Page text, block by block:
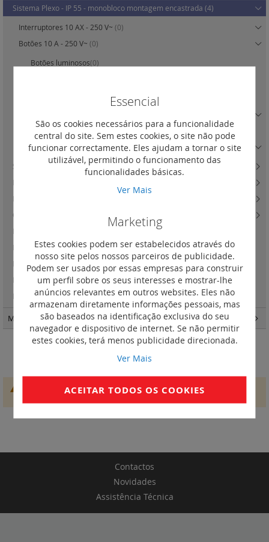
Botões luminosos
Não conseguimos encontrar produtos que correspondam à
Sistema Plexo - IP 55 - monobloco montagem encastrada (4)
Interruptores 10 AX - 250 V~ (0)
Botões 10 A - 250 V~ (0)
Botões luminosos(0)
Tomadas 2P+T tipo Schuko 16 A - 250 V~(0)
Caixa de instalação saliente
Saídas de cabos(0)
Sistema Plexo - IP 55 - componível(4)
Plexo 66 - IP 66 IK 08 - monobloco
Plexo 66 - IP 66 IK 08 - componível
Caixas derivação estanques PlexoTM
Plexo New - Monobloco, Saliente
Plexo New - Monobloco, de encastrar(22)
Plexo New - Versão Componível
(172)
Plexo with Netatmo - Casa Conectada IP55(17)
Plexo New - Tomadas Green'up Access(2)
Material de instalação(185)
Contactos
Novidades
Assistência Técnica
Essencial
São os cookies necessários para a funcionalidade
central do site. Sem estes cookies, o site não pode
funcionar correctamente. Eles ajudam a tornar o site
utilizável, permitindo o funcionamento das
funcionalidades básicas.
Ver Mais
Marketing
Estes cookies podem ser estabelecidos através do
nosso site pelos nossos parceiros de publicidade.
Podem ser usados por essas empresas para construir
um perfil sobre os seus interesses e mostrar-lhe
anúncios relevantes em outros websites. Eles não
armazenam diretamente informações pessoais, mas
são baseados na identificação exclusiva do seu
navegador e dispositivo de internet. Se não permitir
estes cookies, terá menos publicidade direcionada.
Ver Mais
ACEITAR TODOS OS COOKIES